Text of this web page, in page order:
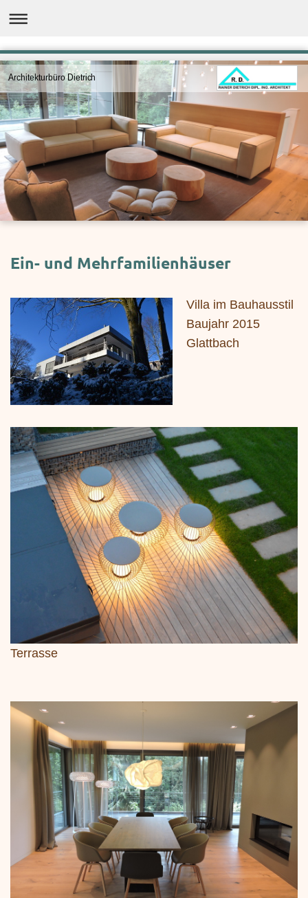
Architekturbüro Dietrich
Ein- und Mehrfamilienhäuser
Villa im Bauhausstil
Baujahr 2015
Glattbach
Terrasse